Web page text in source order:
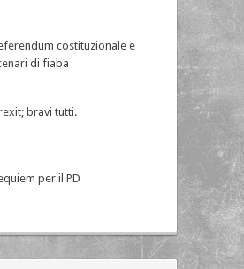
costituzionale e
di fiaba
bravi tutti.
per il PD